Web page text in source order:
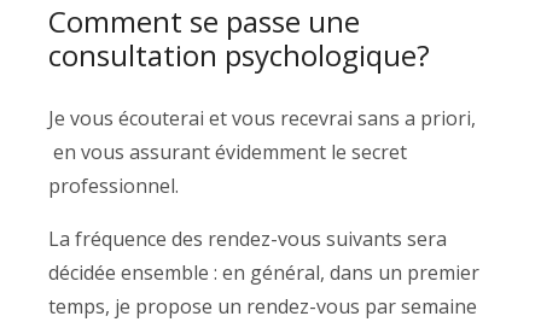
Comment se passe une
consultation psychologique?
Je vous écouterai et vous recevrai sans a priori,
en vous assurant évidemment le secret
professionnel.
La fréquence des rendez-vous suivants sera
décidée ensemble : en général, dans un premier
temps, je propose un rendez-vous par semaine